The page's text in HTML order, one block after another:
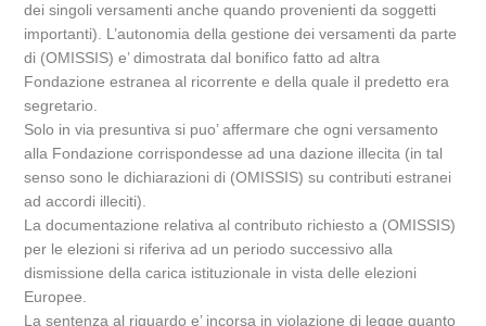
dei singoli versamenti anche quando provenienti da soggetti
importanti). L’autonomia della gestione dei versamenti da parte
di (OMISSIS) e’ dimostrata dal bonifico fatto ad altra
Fondazione estranea al ricorrente e della quale il predetto era
segretario.
Solo in via presuntiva si puo’ affermare che ogni versamento
alla Fondazione corrispondesse ad una dazione illecita (in tal
senso sono le dichiarazioni di (OMISSIS) su contributi estranei
ad accordi illeciti).
La documentazione relativa al contributo richiesto a (OMISSIS)
per le elezioni si riferiva ad un periodo successivo alla
dismissione della carica istituzionale in vista delle elezioni
Europee.
La sentenza al riguardo e’ incorsa in violazione di legge quanto